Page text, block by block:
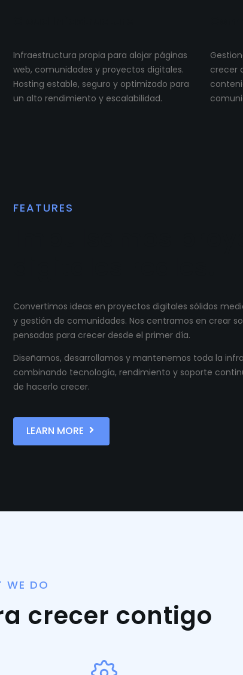
Infraestructura propia para alojar páginas
web, comunidades y proyectos digitales.
Hosting estable, seguro y optimizado para
un alto rendimiento y escalabilidad.
crecer
FEATURES
Convertimos ideas en proyectos digitales sólidos
y gestión de comunidades. Nos centramos en crear
pensadas para crecer desde el primer día.
Diseñamos, desarrollamos y mantenemos toda la
combinando tecnología, rendimiento y soporte
de hacerlo crecer.
LEARN MORE
WE DO
crecer contigo